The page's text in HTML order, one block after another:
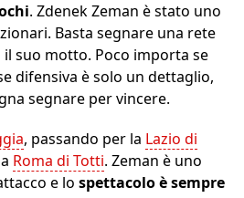
. Zdenek Zeman è stato uno
Basta segnare una rete
suo motto. Poco importa se
difensiva è solo un dettaglio,
segnare per vincere.
, passando per la Lazio di
Roma di Totti. Zeman è uno
e lo spettacolo è sempre